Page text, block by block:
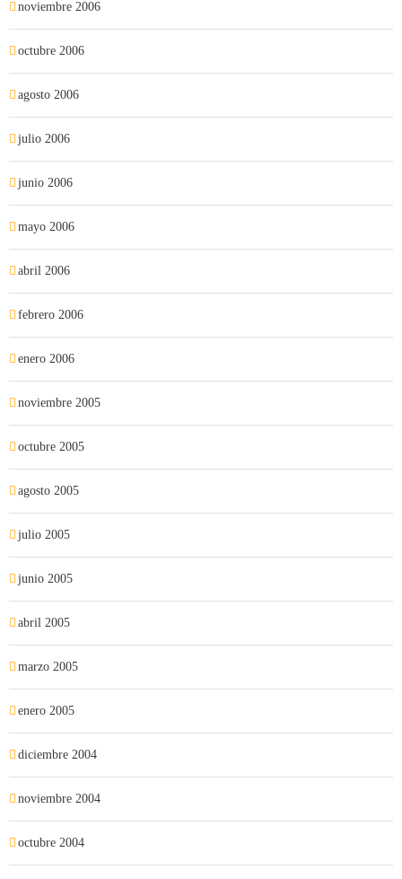
noviembre 2006
octubre 2006
agosto 2006
julio 2006
junio 2006
mayo 2006
abril 2006
febrero 2006
enero 2006
noviembre 2005
octubre 2005
agosto 2005
julio 2005
junio 2005
abril 2005
marzo 2005
enero 2005
diciembre 2004
noviembre 2004
octubre 2004